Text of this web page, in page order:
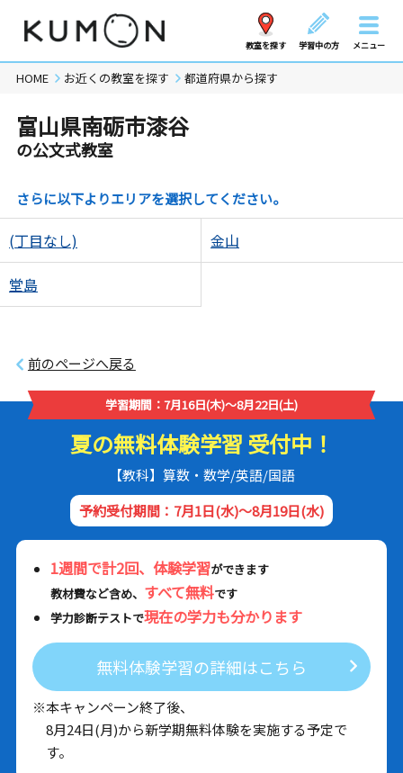
教室を探す 学習中の方 メニュー
HOME お近くの教室を探す 都道府県から探す
富山県南砺市漆谷
の公文式教室
さらに以下よりエリアを選択してください。
(丁目なし) 金山
堂島
前のページへ戻る
学習期間：7月16日(木)～8月22日(土)
夏の無料体験学習 受付中！
【教科】算数・数学/英語/国語
予約受付期間：7月1日(水)～8月19日(水)
1週間で計2回、体験学習ができます
教材費など含め、 すべて無料です
学力診断テストで現在の学力も分かります
無料体験学習の詳細はこちら
※本キャンペーン終了後、
8月24日(月)から新学期無料体験を実施する予定で
す。